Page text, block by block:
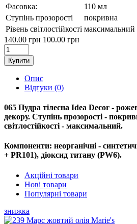
Фасовка:
110 мл
Ступінь прозорості
покривна
Рівень світлостійкості максимальний
140.00 грн 100.00 грн
Купити
Опис
Відгуки (0)
065 Пудра тілесна Idea Decor -
декору. Ступінь прозорості -
світлостійкості - максимальний.
Компоненти: неорганічні -
+ PR101), діоксид титану (PW6).
Акційні товари
Нові товари
Популярні товари
знижка